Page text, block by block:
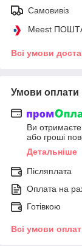
Самовивіз
Meest
Всі умови
Умови оплати
Ви
або гроші
Детальніше
Післяплата
Оплата на
Готівкою
Всі умови